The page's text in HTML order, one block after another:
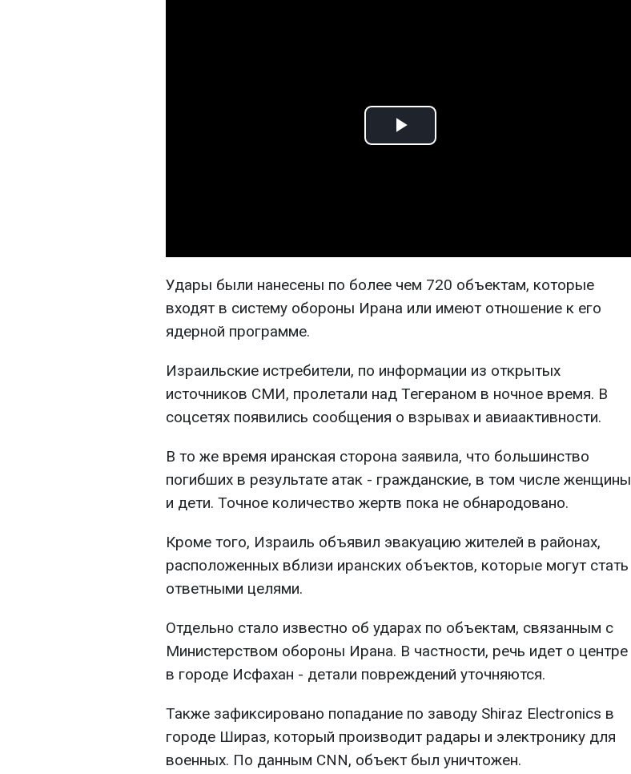
Play
Удары были нанесены по более чем 720 объектам, которые
входят в систему обороны Ирана или имеют отношение к его
ядерной программе.
Израильские истребители, по информации из открытых
источников СМИ, пролетали над Тегераном в ночное время. В
соцсетях появились сообщения о взрывах и авиаактивности.
В то же время иранская сторона заявила, что большинство
погибших в результате атак - гражданские, в том числе женщины
и дети. Точное количество жертв пока не обнародовано.
Кроме того, Израиль объявил эвакуацию жителей в районах,
расположенных вблизи иранских объектов, которые могут стать
ответными целями.
Отдельно стало известно об ударах по объектам, связанным с
Министерством обороны Ирана. В частности, речь идет о центре
в городе Исфахан - детали повреждений уточняются.
Также зафиксировано попадание по заводу Shiraz Electronics в
городе Шираз, который производит радары и электронику для
военных. По данным CNN, объект был уничтожен.